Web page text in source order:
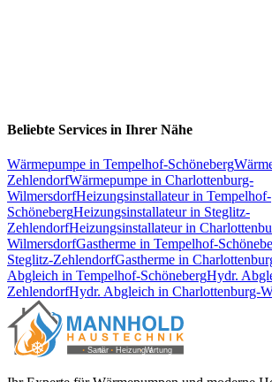
Beliebte Services in Ihrer Nähe
Wärmepumpe in Tempelhof-Schöneberg
ZehlendorfWärmepumpe in Charlottenburg-
WilmersdorfHeizungsinstallateurin Tempelhof-
SchönebergHeizungsinstallateurin Steglitz-
ZehlendorfHeizungsinstallateurin
WilmersdorfGastherme in Tempelhof-
Steglitz-ZehlendorfGastherme in
Abgleich in Tempelhof-SchönebergHydr.
ZehlendorfHydr. Abgleich in Charlottenburg-